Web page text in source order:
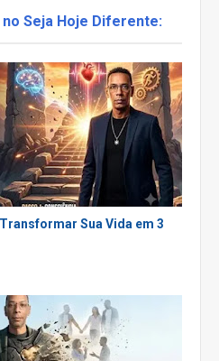
Seja Hoje Diferente:
Sua Vida em 3